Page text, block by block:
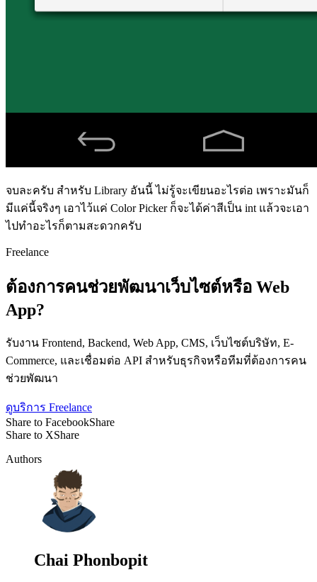
จบละครับ สำหรับ Library อันนี้ ไม่รู้จะเขียนอะไรต่อ เพราะมันก็
มีแค่นี้จริงๆ เอาไว้แค่ Color Picker ก็จะได้ค่าสีเป็น int แล้วจะเอา
ไปทำอะไรก็ตามสะดวกครับ
Freelance
ต้องการคนช่วยพัฒนาเว็บไซต์หรือ Web
App?
รับงาน Frontend, Backend, Web App, CMS, เว็บไซต์บริษัท, E-
Commerce, และเชื่อมต่อ API สำหรับธุรกิจหรือทีมที่ต้องการคน
ช่วยพัฒนา
ดูบริการ Freelance
Share to FacebookShare
Share to XShare
Authors
Chai Phonbopit